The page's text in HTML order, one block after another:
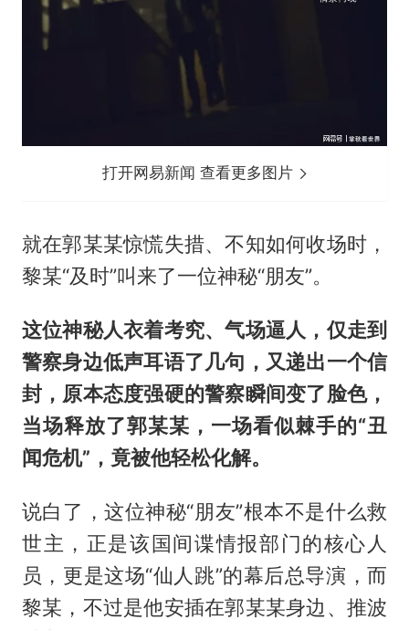
打开网易新闻 查看更多图片
就在郭某某惊慌失措、不知如何收场时，
黎某“及时”叫来了一位神秘“朋友”。
这位神秘人衣着考究、气场逼人，仅走到
警察身边低声耳语了几句，又递出一个信
封，原本态度强硬的警察瞬间变了脸色，
当场释放了郭某某，一场看似棘手的“丑
闻危机”，竟被他轻松化解。
说白了，这位神秘“朋友”根本不是什么救
世主，正是该国间谍情报部门的核心人
员，更是这场“仙人跳”的幕后总导演，而
黎某，不过是他安插在郭某某身边、推波